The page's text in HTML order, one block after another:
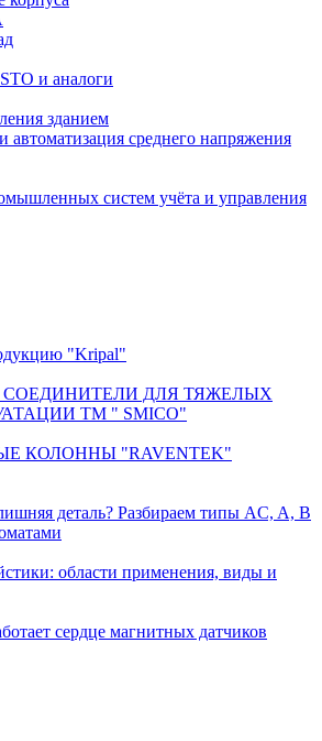
и аналоги
зданием
автоматизация среднего напряжения
систем учёта и управления
"Kripal"
ДЛЯ ТЯЖЕЛЫХ
TM " SMICO"
КОЛОННЫ "RAVENTEK"
деталь? Разбираем типы AC, A, B
области применения, виды и
сердце магнитных датчиков